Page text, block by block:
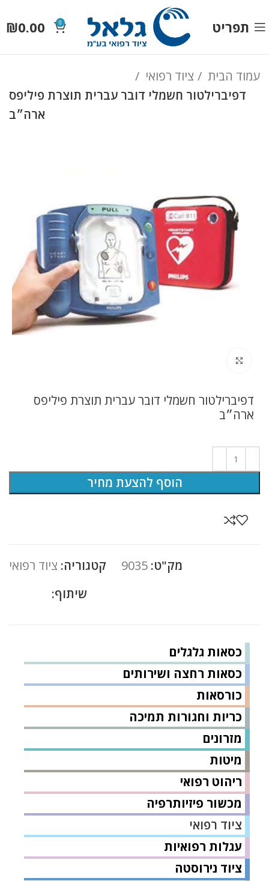
תפריט 0
₪0.00
עמוד הבית
ציוד רפואי
דפיברילטור חשמלי דובר עברית תוצרת פיליפס
ארה״ב
כסאות גלגלים
כסאות רחצה ושירותים
כורסאות
כריות וחגורות תמיכה
מזרונים
מיטות
ריהוט רפואי
מכשור פיזיותרפיה
ציוד רפואי
עגלות רפואיות
ציוד נירוסטה
דפיברילטור חשמלי דובר עברית תוצרת פיליפס
ארה״ב
הוסף להצעת מחיר
מק"ט: 9035 קטגוריה: ציוד רפואי
שיתוף: